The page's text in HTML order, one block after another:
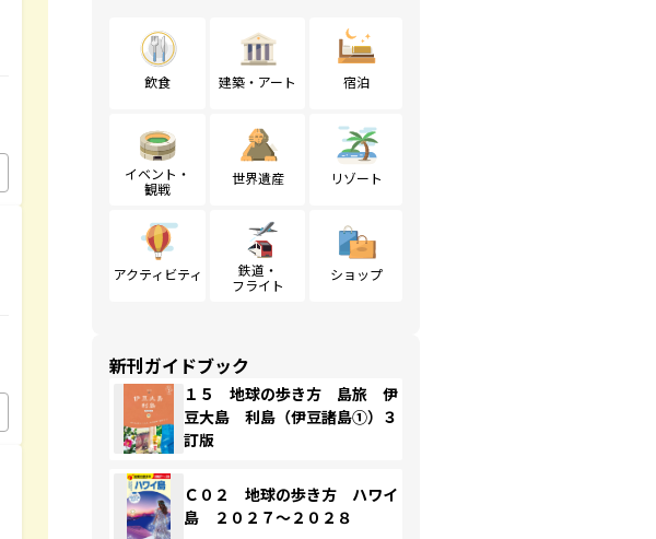
飲食 建築・アート 宿泊
イベント・
観戦
世界遺産 リゾート
アクティビティ
鉄道・
フライト
ショップ
新刊ガイドブック
１５ 地球の歩き方 島旅 伊
豆大島 利島（伊豆諸島①）３
訂版
Ｃ０２ 地球の歩き方 ハワイ
島 ２０２７～２０２８